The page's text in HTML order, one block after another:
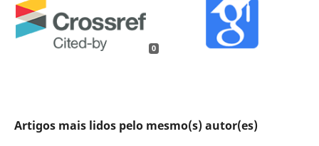
0
Artigos mais lidos pelo mesmo(s) autor(es)